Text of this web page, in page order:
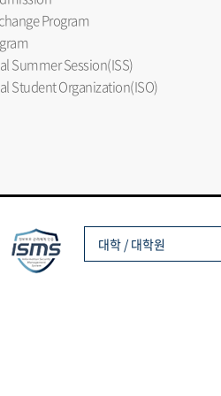
Program
Summer Session(ISS)
Student Organization(ISO)
대학 / 대학원